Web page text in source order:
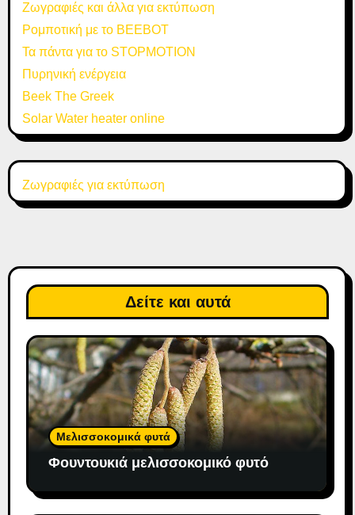
Ζωγραφιές και άλλα για εκτύπωση
Ρομποτική με το BEEBOT
Τα πάντα για το STOPMOTION
Πυρηνική ενέργεια
Beek The Greek
Solar Water heater online
Ζωγραφιές για εκτύπωση
Δείτε και αυτά
Μελισσοκομικά φυτά
Φουντουκιά μελισσοκομικό φυτό